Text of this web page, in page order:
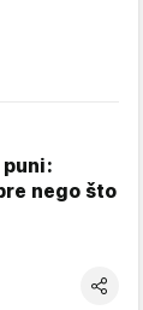
puni:
nego što